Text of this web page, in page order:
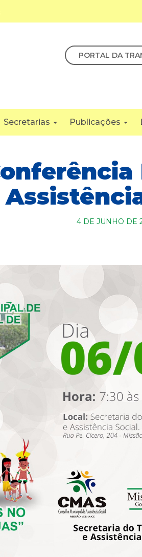
PORTAL DA
Secretarias Publicações
4 DE JUNHO DE